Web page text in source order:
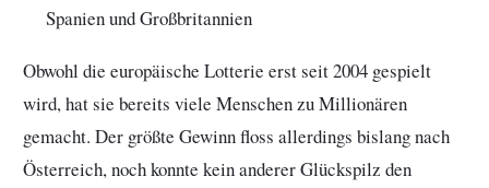
Spanien und Großbritannien
Obwohl die europäische Lotterie erst seit 2004 gespielt
wird, hat sie bereits viele Menschen zu Millionären
gemacht. Der größte Gewinn floss allerdings bislang nach
Österreich, noch konnte kein anderer Glückspilz den